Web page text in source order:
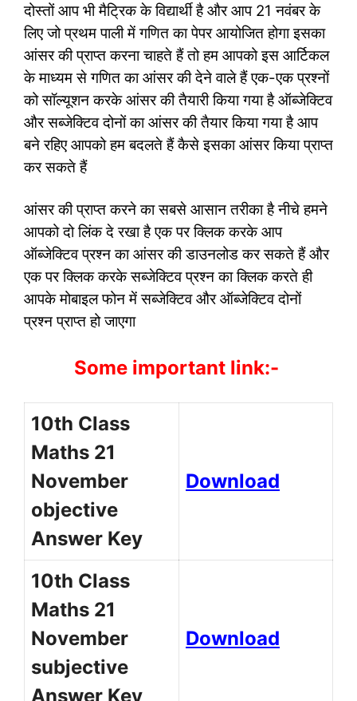
दोस्तों आप भी मैट्रिक के विद्यार्थी है और आप 21 नवंबर के
लिए जो प्रथम पाली में गणित का पेपर आयोजित होगा इसका
आंसर की प्राप्त करना चाहते हैं तो हम आपको इस आर्टिकल
के माध्यम से गणित का आंसर की देने वाले हैं एक-एक प्रश्नों
को सॉल्यूशन करके आंसर की तैयारी किया गया है ऑब्जेक्टिव
और सब्जेक्टिव दोनों का आंसर की तैयार किया गया है आप
बने रहिए आपको हम बदलते हैं कैसे इसका आंसर किया प्राप्त
कर सकते हैं
आंसर की प्राप्त करने का सबसे आसान तरीका है नीचे हमने
आपको दो लिंक दे रखा है एक पर क्लिक करके आप
ऑब्जेक्टिव प्रश्न का आंसर की डाउनलोड कर सकते हैं और
एक पर क्लिक करके सब्जेक्टिव प्रश्न का क्लिक करते ही
आपके मोबाइल फोन में सब्जेक्टिव और ऑब्जेक्टिव दोनों
प्रश्न प्राप्त हो जाएगा
Some important link:-
10th Class
Maths 21
November
objective
Answer Key
Download
10th Class
Maths 21
November
subjective
Answer Key
Download